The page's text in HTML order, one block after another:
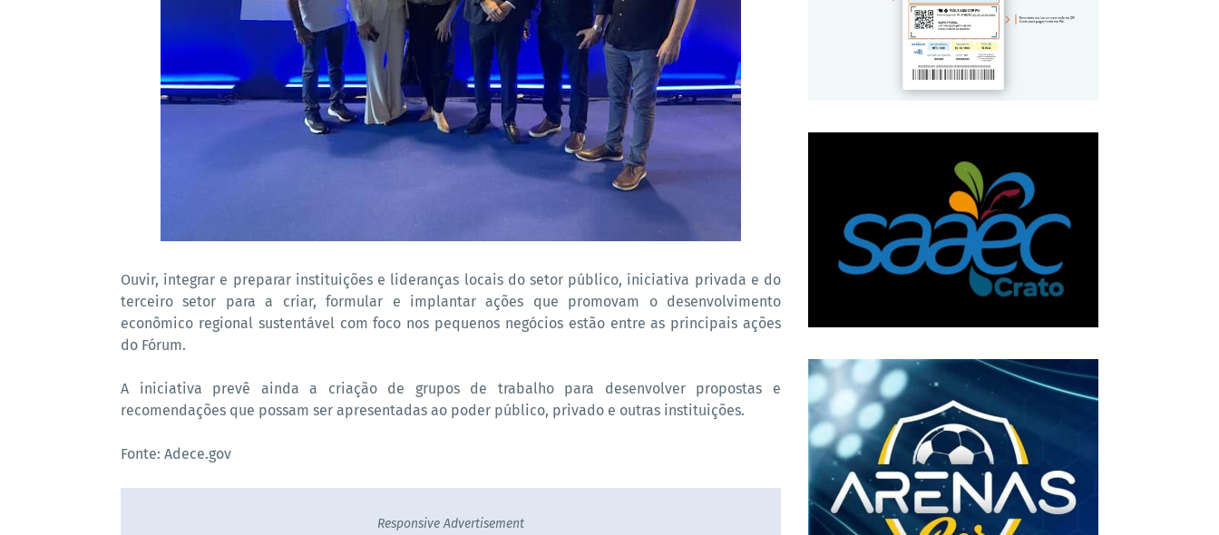
Ouvir, integrar e preparar instituições e lideranças locais do setor público, iniciativa privada e do
terceiro setor para a criar, formular e implantar ações que promovam o desenvolvimento
econômico regional sustentável com foco nos pequenos negócios estão entre as principais ações
do Fórum.
A iniciativa prevê ainda a criação de grupos de trabalho para desenvolver propostas e
recomendações que possam ser apresentadas ao poder público, privado e outras instituições.
Fonte: Adece.gov
Responsive Advertisement